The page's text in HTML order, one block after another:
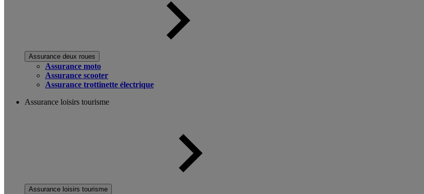
Assurance deux roues
Assurance moto
Assurance scooter
Assurance trottinette électrique
Assurance loisirs tourisme
Assurance loisirs tourisme